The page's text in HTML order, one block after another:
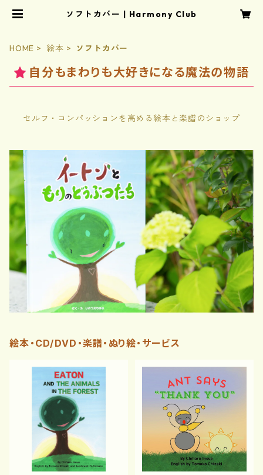
ソフトカバー | Harmony Club
HOME 絵本 ソフトカバー
自分もまわりも大好きになる魔法の物語
セルフ・コンパッションを高める絵本と楽譜のショップ
絵本・CD/DVD・楽譜・ぬり絵・サービス